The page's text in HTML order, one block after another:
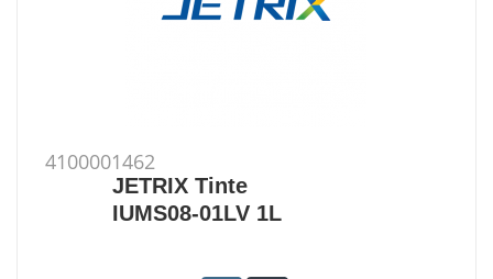
4100001462
JETRIX Tinte
IUMS08-01LV 1L